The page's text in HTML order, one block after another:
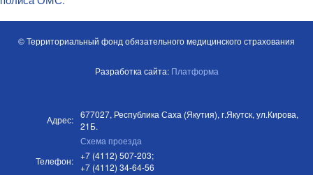
© Территориальный фонд обязательного медицинского страхования
Разработка сайта: Платформа
Адрес: 677027, Республика Саха (Якутия), г.Якутск, ул.Кирова,
21Б.
Схема проезда
Телефон: +7 (4112) 507-203;
+7 (4112) 34-64-56